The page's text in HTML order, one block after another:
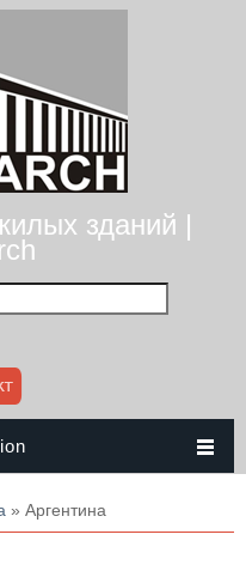
зданий |
» Аргентина